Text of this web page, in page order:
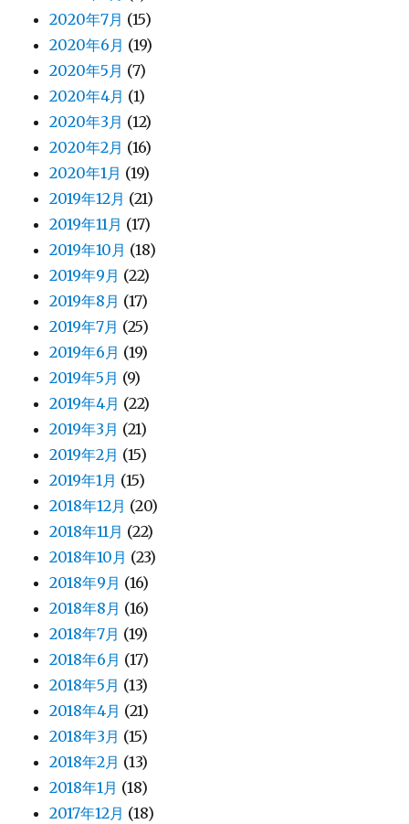
2020年7月 (15)
2020年6月 (19)
2020年5月 (7)
2020年4月 (1)
2020年3月 (12)
2020年2月 (16)
2020年1月 (19)
2019年12月 (21)
2019年11月 (17)
2019年10月 (18)
2019年9月 (22)
2019年8月 (17)
2019年7月 (25)
2019年6月 (19)
2019年5月 (9)
2019年4月 (22)
2019年3月 (21)
2019年2月 (15)
2019年1月 (15)
2018年12月 (20)
2018年11月 (22)
2018年10月 (23)
2018年9月 (16)
2018年8月 (16)
2018年7月 (19)
2018年6月 (17)
2018年5月 (13)
2018年4月 (21)
2018年3月 (15)
2018年2月 (13)
2018年1月 (18)
2017年12月 (18)